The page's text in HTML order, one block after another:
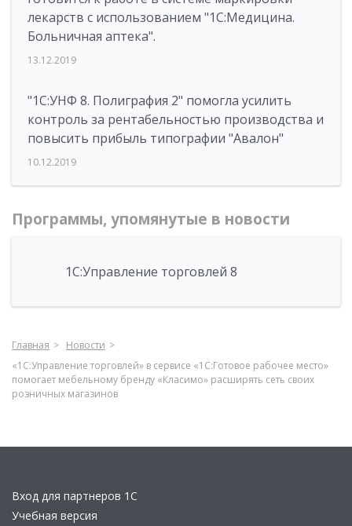
лекарств с использованием "1С:Медицина.
Больничная аптека".
13.12.2019
"1С:УНФ 8. Полиграфия 2" помогла усилить
контроль за рентабельностью производства и
повысить прибыль типографии "Авалон"
10.12.2019
Программы, упомянутые в новости
1С:Управление торговлей 8
Главная
Новости
«1С:Управление торговлей» в сервисе «1С:Готовое рабочее место»
помогает мебельному бренду «Класимо» расширять сеть своих
розничных магазинов
Вход для партнеров 1С
Учебная версия